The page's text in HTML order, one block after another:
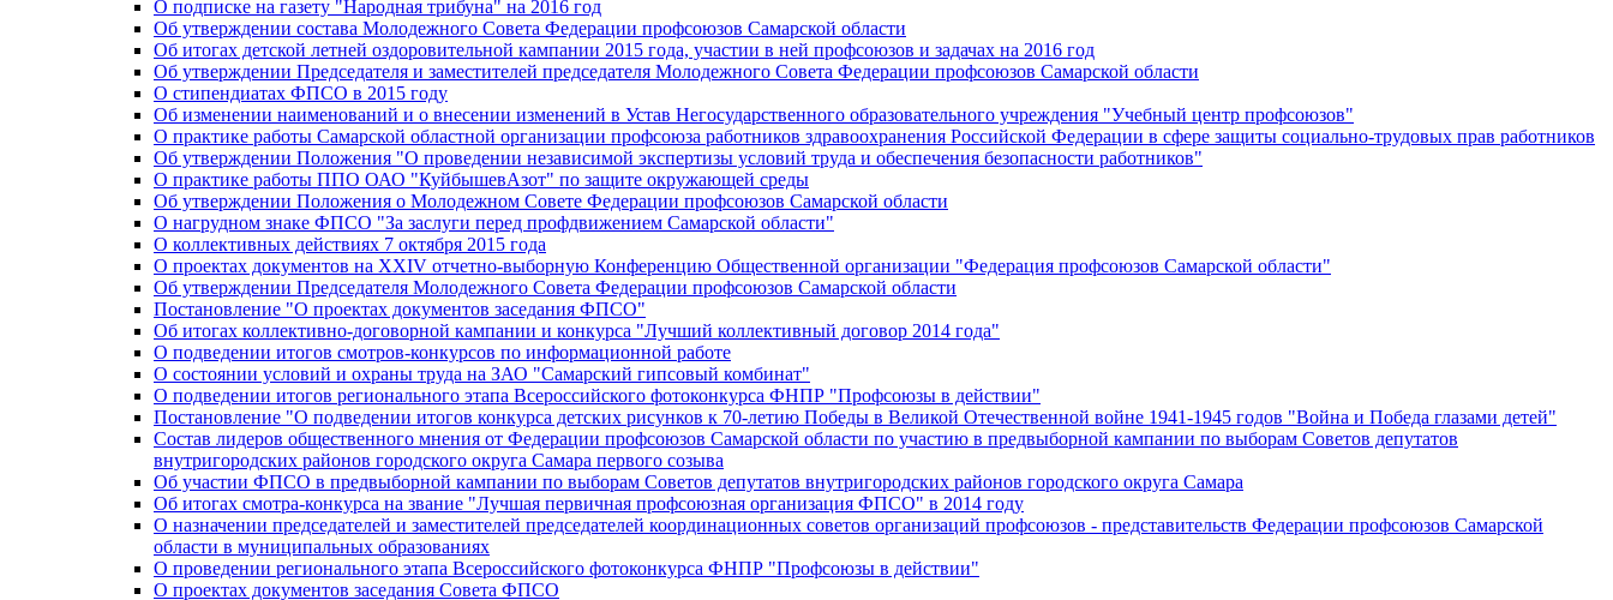
О подписке на газету "Народная трибуна" на 2016 год
Об утверждении состава Молодежного Совета Федерации профсоюзов Самарской области
Об итогах детской летней оздоровительной кампании 2015 года, участии в ней профсоюзов и задачах на 2016 год
Об утверждении Председателя и заместителей председателя Молодежного Совета Федерации профсоюзов Самарской области
О стипендиатах ФПСО в 2015 году
Об изменении наименований и о внесении изменений в Устав Негосударственного образовательного учреждения "Учебный центр профсоюзов"
О практике работы Самарской областной организации профсоюза работников здравоохранения Российской Федерации в сфере защиты социально-трудовых прав работников
Об утверждении Положения "О проведении независимой экспертизы условий труда и обеспечения безопасности работников"
О практике работы ППО ОАО "КуйбышевАзот" по защите окружающей среды
Об утверждении Положения о Молодежном Совете Федерации профсоюзов Самарской области
О нагрудном знаке ФПСО "За заслуги перед профдвижением Самарской области"
О коллективных действиях 7 октября 2015 года
О проектах документов на XXIV отчетно-выборную Конференцию Общественной организации "Федерация профсоюзов Самарской области"
Об утверждении Председателя Молодежного Совета Федерации профсоюзов Самарской области
Постановление "О проектах документов заседания ФПСО"
Об итогах коллективно-договорной кампании и конкурса "Лучший коллективный договор 2014 года"
О подведении итогов смотров-конкурсов по информационной работе
О состоянии условий и охраны труда на ЗАО "Самарский гипсовый комбинат"
О подведении итогов регионального этапа Всероссийского фотоконкурса ФНПР "Профсоюзы в действии"
Постановление "О подведении итогов конкурса детских рисунков к 70-летию Победы в Великой Отечественной войне 1941-1945 годов "Война и Победа глазами детей"
Состав лидеров общественного мнения от Федерации профсоюзов Самарской области по участию в предвыборной кампании по выборам Советов депутатов
внутригородских районов городского округа Самара первого созыва
Об участии ФПСО в предвыборной кампании по выборам Советов депутатов внутригородских районов городского округа Самара
Об итогах смотра-конкурса на звание "Лучшая первичная профсоюзная организация ФПСО" в 2014 году
О назначении председателей и заместителей председателей координационных советов организаций профсоюзов - представительств Федерации профсоюзов Самарской
области в муниципальных образованиях
О проведении регионального этапа Всероссийского фотоконкурса ФНПР "Профсоюзы в действии"
О проектах документов заседания Совета ФПСО